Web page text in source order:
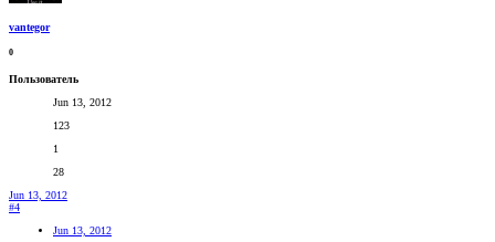
vantegor
0
Пользователь
Jun 13, 2012
123
1
28
Jun 13, 2012
#4
Jun 13, 2012